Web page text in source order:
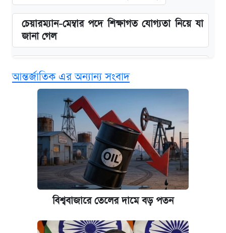
চেয়ারম্যান-মেম্বার পদে শিক্ষাগত যোগ্যতা নিয়ে যা
জানা গেল
ভাতা
ফুল ফান্ডেড স্কলারশিপে অস্ট্রেলিয়ার মারডক
বিশ্ববিদ্যালয়ে উচ্চশিক্ষার সুযোগ
ঢাবির সূর্যসেন হলে সমকামিতার অভিযোগে দুইজন
আটক
দেশের বাজারে ফের বেড়েছে সোনার দাম
‘গুলশানের চামেলি’ তে যৌনকর্মীর দালাল অ্যাডলফ
আন্তর্জাতিক এর অন্যান্য সংবাদ
বিশ্ববাজারে তেলের দামে বড় পতন